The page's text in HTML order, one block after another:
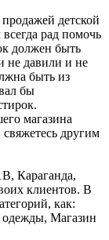
детской
рад помочь
должен быть
не давили и не
быть из
бы
магазина
другим
Караганда,
клиентов. В
как:
одежды, Магазин